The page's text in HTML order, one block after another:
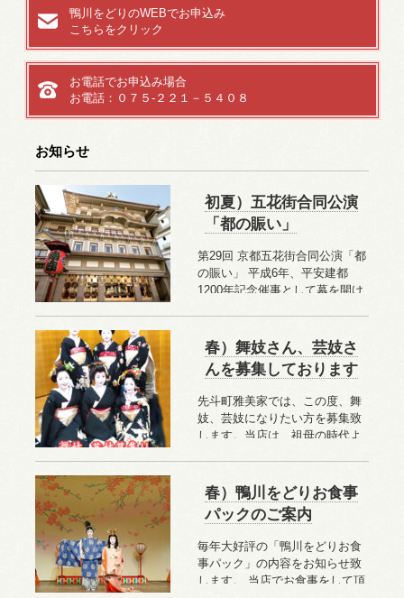
鴨川をどりのWEBでお申込み
こちらをクリック
お電話でお申込み場合
お電話：０７５-２２１－５４０８
お知らせ
初夏）五花街合同公演
「都の賑い」
第29回 京都五花街合同公演「都
の賑い」 平成6年、平安建都
1200年記念催事として幕を開け
読む
春）舞妓さん、芸妓さ
んを募集しております
先斗町雅美家では、この度、舞
妓、芸妓になりたい方を募集致
します。当店は、祖母の時代よ
…続きを読む
春）鴨川をどりお食事
パックのご案内
毎年大好評の「鴨川をどりお食
事パック」の内容をお知らせ致
します。 当店でお食事をして頂